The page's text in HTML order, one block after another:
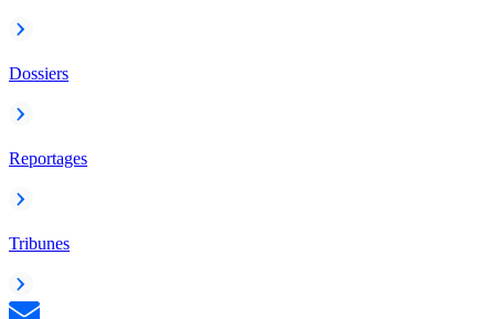
Dossiers
Reportages
Tribunes